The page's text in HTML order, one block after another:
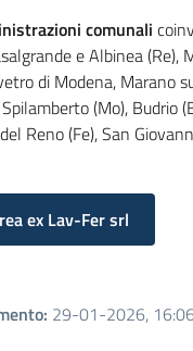
comunali
e Albinea (Re),
di Modena, Marano
(Mo), Budrio
Reno (Fe), San
ex Lav-Fer srl
: 29-01-2026,